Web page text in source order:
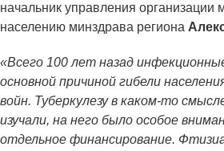
начальник управления
населению минздрава региона
«Всего 100 лет назад
основной причиной гибели
войн. Туберкулезу в каком-то
изучали, на него было особое
отдельное финансирование.